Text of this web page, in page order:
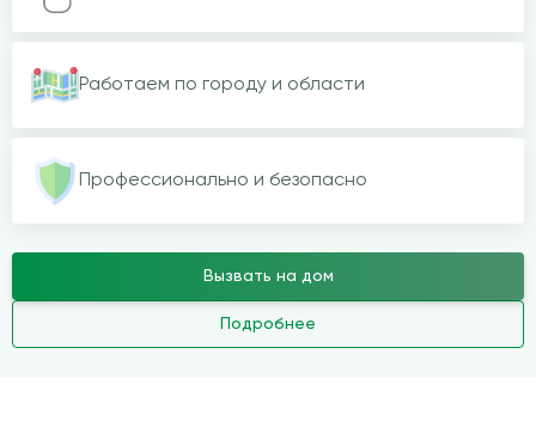
Работаем по городу и области
Профессионально и безопасно
Вызвать на дом
Подробнее